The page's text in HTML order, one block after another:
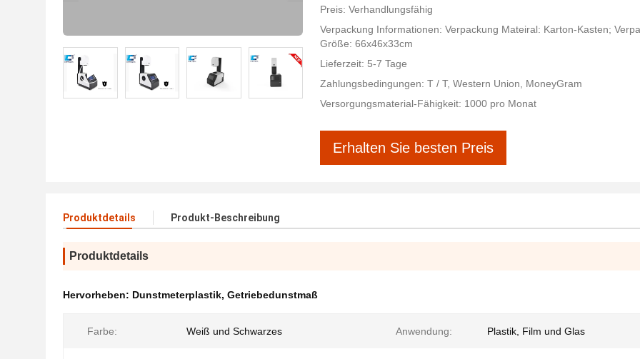
Preis: Verhandlungsfähig
Verpackung Informationen: Verpackung Mateiral: Karton-Kasten;
Größe: 66x46x33cm
Lieferzeit: 5-7 Tage
Zahlungsbedingungen: T / T, Western Union, MoneyGram
Versorgungsmaterial-Fähigkeit: 1000 pro Monat
Erhalten Sie besten Preis
Produktdetails Produkt-Beschreibung
Produktdetails
Hervorheben: Dunstmeterplastik, Getriebedunstmaß
Farbe: Weiß und Schwarzes Anwendung: Plastik, Film und Glas